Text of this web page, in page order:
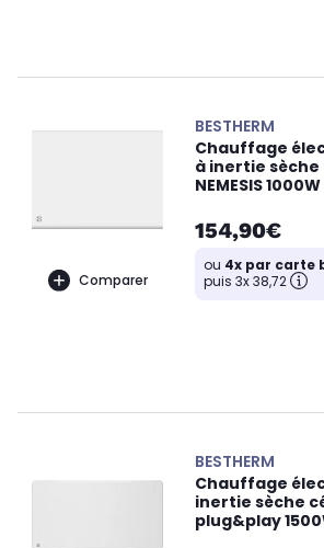
Comparer
BESTHERM
Chauffage
à inertie
NEMESIS 1000W
154,90€
ou 4x par carte
puis 3x 38,72
BESTHERM
Chauffage
inertie sèche
plug&play